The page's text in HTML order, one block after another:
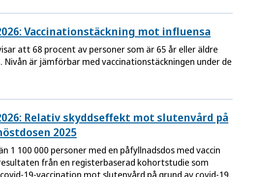
Vaccinationstäckning mot influensa
att 68 procent av personer som är 65 år eller äldre
Nivån är jämförbar med vaccinationstäckningen under de
Relativ skyddseffekt mot slutenvård på
2025
1 100 000 personer med en påfyllnadsdos med vaccin
från en registerbaserad kohortstudie som
19-vaccination mot slutenvård på grund av covid-19.